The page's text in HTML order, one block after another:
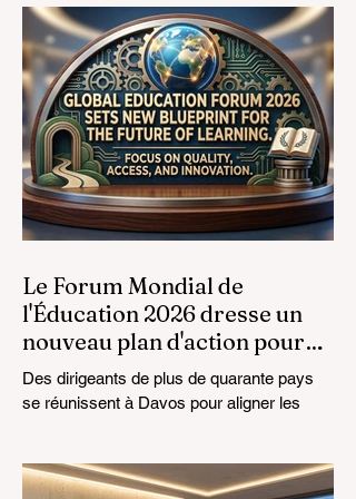
Le Forum Mondial de
l'Éducation 2026 dresse un
nouveau plan d'action pour
l'avenir de l'apprentissage
Des dirigeants de plus de quarante pays
se réunissent à Davos pour aligner les
l'intégration technologique et la croissance